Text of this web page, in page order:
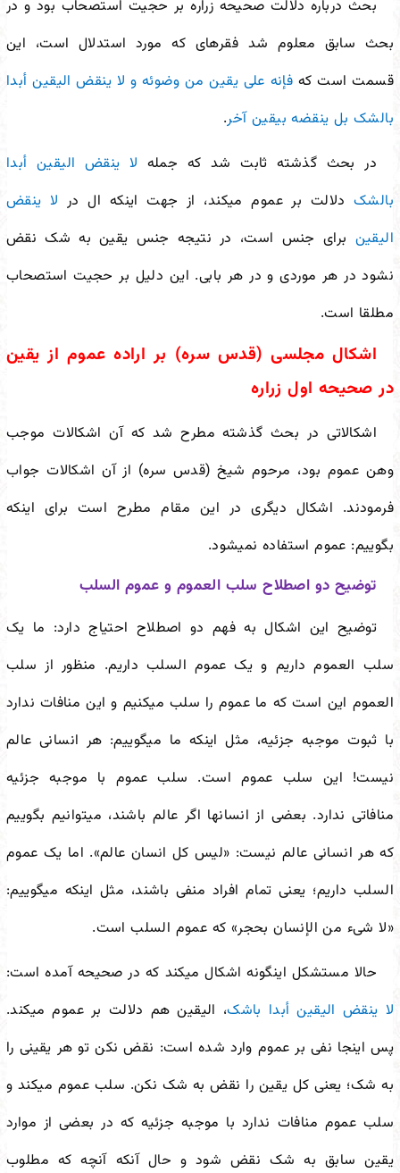
بحث درباره دلالت صحیحه زراره بر حجیت استصحاب بود و در
بحث سابق معلوم شد فقرهای که مورد استدلال است، این
قسمت است که فإنه علی یقین من وضوئه و لا ینقض الیقین أبدا
بالشک بل ینقضه بیقین آخر.
در بحث گذشته ثابت شد که جمله لا ینقض الیقین أبدا
بالشک دلالت بر عموم میکند، از جهت اینکه ال در لا ینقض
الیقین برای جنس است، در نتیجه جنس یقین به شک نقض
نشود در هر موردی و در هر بابی. این دلیل بر حجیت استصحاب
مطلقا است.
اشکال مجلسی (قدس سره) بر اراده عموم از یقین
در صحیحه اول زراره
اشکالاتی در بحث گذشته مطرح شد که آن اشکالات موجب
وهن عموم بود، مرحوم شیخ (قدس سره) از آن اشکالات جواب
فرمودند. اشکال دیگری در این مقام مطرح است برای اینکه
بگوییم: عموم استفاده نمیشود.
توضیح دو اصطلاح سلب العموم و عموم السلب
توضیح این اشکال به فهم دو اصطلاح احتیاج دارد: ما یک
سلب العموم داریم و یک عموم السلب داریم. منظور از سلب
العموم این است که ما عموم را سلب میکنیم و این منافات ندارد
با ثبوت موجبه جزئیه، مثل اینکه ما میگوییم: هر انسانی عالم
نیست! این سلب عموم است. سلب عموم با موجبه جزئیه
منافاتی ندارد. بعضی از انسانها اگر عالم باشند، میتوانیم بگوییم
که هر انسانی عالم نیست: «لیس کل انسان عالم». اما یک عموم
السلب داریم؛ یعنی تمام افراد منفی باشند، مثل اینکه میگوییم:
«لا شیء من الإنسان بحجر» که عموم السلب است.
حالا مستشکل اینگونه اشکال میکند که در صحیحه آمده است:
لا ینقض الیقین أبدا باشک، الیقین هم دلالت بر عموم میکند.
پس اینجا نفی بر عموم وارد شده است: نقض نکن تو هر یقینی را
به شک؛ یعنی کل یقین را نقض به شک نکن. سلب عموم میکند و
سلب عموم منافات ندارد با موجبه جزئیه که در بعضی از موارد
یقین سابق به شک نقض شود و حال آنکه آنچه که مطلوب